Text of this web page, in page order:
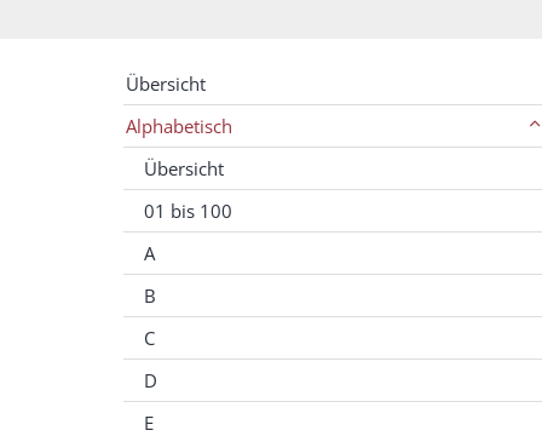
Übersicht
Alphabetisch
Übersicht
01 bis 100
A
B
C
D
E